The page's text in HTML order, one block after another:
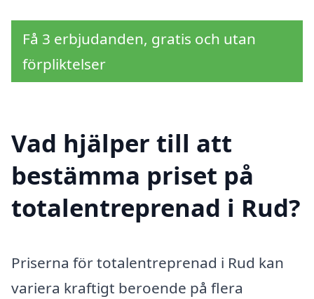
Få 3 erbjudanden, gratis och utan
förpliktelser
Vad hjälper till att
bestämma priset på
totalentreprenad i Rud?
Priserna för totalentreprenad i Rud kan
variera kraftigt beroende på flera